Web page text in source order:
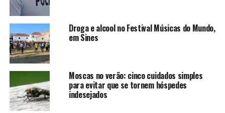
Droga e alcool no Festival Músicas do Mundo,
em Sines
Moscas no verão: cinco cuidados simples
para evitar que se tornem hóspedes
indesejados